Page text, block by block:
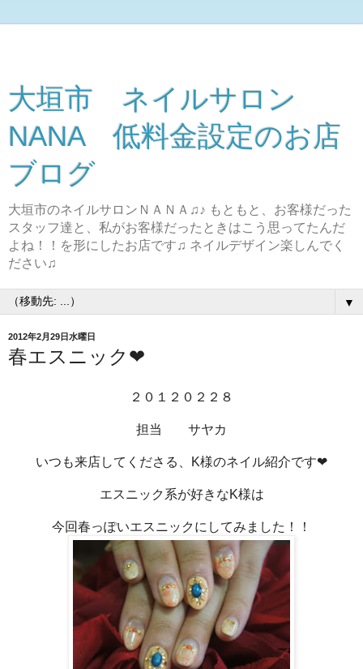
大垣市 ネイルサロン
NANA 低料金設定のお店
ブログ
大垣市のネイルサロンＮＡＮＡ♫♪ もともと、お客様だった
スタッフ達と、私がお客様だったときはこう思ってたんだ
よね！！を形にしたお店です♫ ネイルデザイン楽しんでく
ださい♫
▼
2012年2月29日水曜日
春エスニック❤
２０１２０２２８
担当 サヤカ
いつも来店してくださる、K様のネイル紹介です❤
エスニック系が好きなK様は
今回春っぽいエスニックにしてみました！！